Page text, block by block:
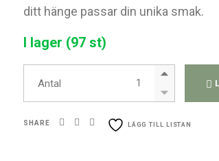
ditt hänge passar din unika smak.
I lager (97 st)
Antal
Livets träd - Sodalit
SHARE LÄGG TILL LISTAN